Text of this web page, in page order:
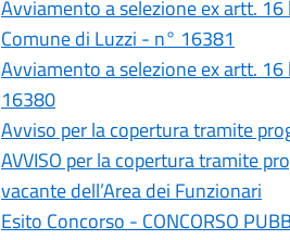
Avviamento a selezione ex artt.
Comune di Luzzi - n° 16381
Avviamento a selezione ex artt.
16380
Avviso per la copertura tramite
AVVISO per la copertura tramite
vacante dell’Area dei Funzionari
Esito Concorso - CONCORSO